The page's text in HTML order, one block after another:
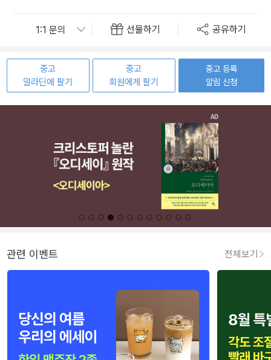
선물하기 공유하기
중고
알라딘에 팔기
중고
회원에게 팔기
중고 등록
알림 신청
관련 이벤트 전체보기